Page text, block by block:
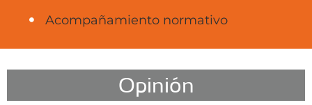
Acompañamiento normativo
Opinión